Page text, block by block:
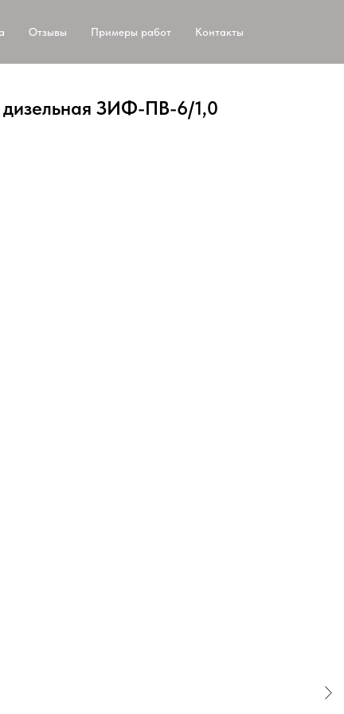
Отзывы Примеры работ Контакты
дизельная ЗИФ-ПВ-6/1,0